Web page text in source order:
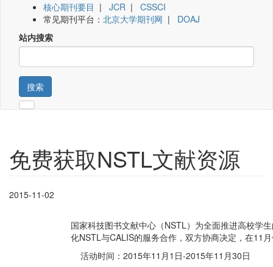
核心期刊要目 | JCR | CSSCI
常见期刊平台： 北京大学期刊网 | DOAJ
站内搜索
搜索
免费获取NSTL文献资源
2015-11-02
国家科技图书文献中心（NSTL）为全面推进高校学
化NSTL与CALIS的服务合作，双方协商决定，在11
活动时间：2015年11月1日-2015年11月30日